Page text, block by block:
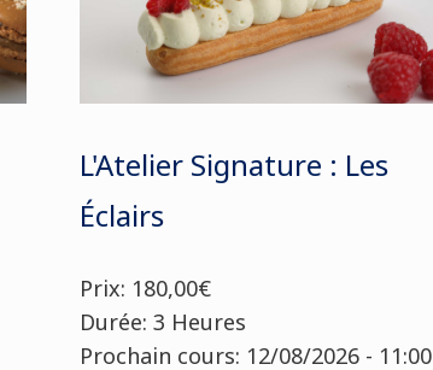
L'Atelier Signature : Les
Éclairs
Prix: 180,00€
Durée: 3 Heures
Prochain cours: 12/08/2026 - 11:00